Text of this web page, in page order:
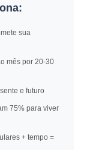
sua
mês por 20-30
e futuro
75% para viver
+ tempo =